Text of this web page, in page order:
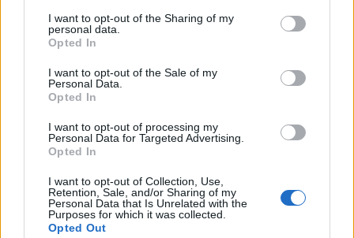
not limited to your visit or usage behaviour. You may click to
grant or deny consent to Google and its third-party tags to
use your data for below specified purposes in below Google
consent section.
I want to opt-out of the Sharing of my
personal data.
Opted In
I want to opt-out of the Sale of my
Personal Data.
Opted In
I want to opt-out of processing my
Personal Data for Targeted Advertising.
Opted In
I want to opt-out of Collection, Use,
Retention, Sale, and/or Sharing of my
Personal Data that Is Unrelated with the
Purposes for which it was collected.
Opted Out
A Négy évszak első előadásai idején különösen a
francia király nagy rajongója volt a darabnak, és
elrendelte, hogy bármikor előadathassa, amikor épp
Vivaldi formabontó módonszonetteket
hogy a koncert rendezője vagy karmestere felolvassa
a közönségnek az adott tételhez kapcsolódó
szonettet, mielőtt a zene megszólalna.